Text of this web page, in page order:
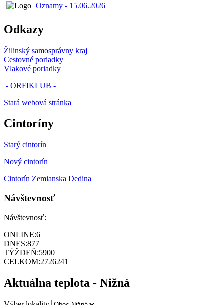
Oznamy - 15.06.2026
Odkazy
Žilinský samosprávny kraj
Cestovné poriadky
Vlakové poriadky
- ORFIKLUB -
Stará webová stránka
Cintoríny
Starý cintorín
Nový cintorín
Cintorín Zemianska Dedina
Návštevnosť
Návštevnosť:
ONLINE:6
DNES:877
TÝŽDEŇ:5900
CELKOM:2726241
Aktuálna teplota - Nižná